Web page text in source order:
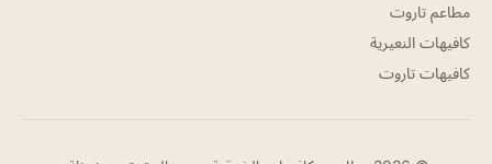
مطاعم تاروت
كافيهات النعيرية
كافيهات تاروت